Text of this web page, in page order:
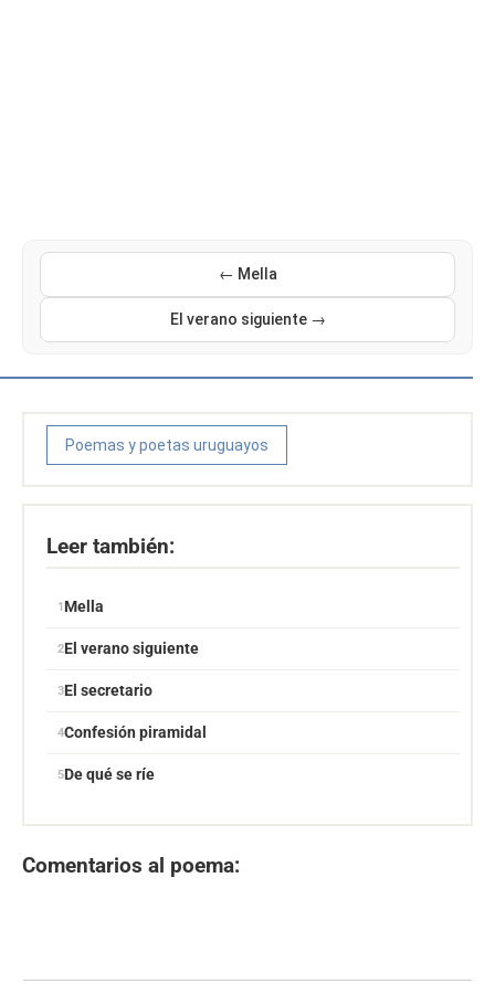
← Mella
El verano siguiente →
Poemas y poetas uruguayos
Leer también:
Mella
El verano siguiente
El secretario
Confesión piramidal
De qué se ríe
Comentarios al poema: